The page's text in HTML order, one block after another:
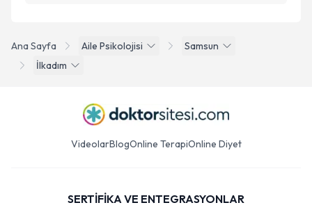
Ana Sayfa Aile Psikolojisi
Samsun
İlkadım
VideolarBlogOnline TerapiOnline Diyet
SERTİFİKA VE ENTEGRASYONLAR